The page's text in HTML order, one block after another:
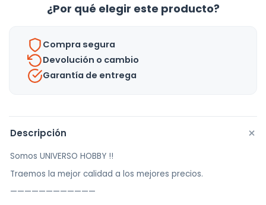
Redondo
¿Por qué elegir este producto?
Compra segura
Devolución o cambio
Garantía de entrega
Descripción +
Somos UNIVERSO HOBBY !!
Traemos la mejor calidad a los mejores precios.
————————————